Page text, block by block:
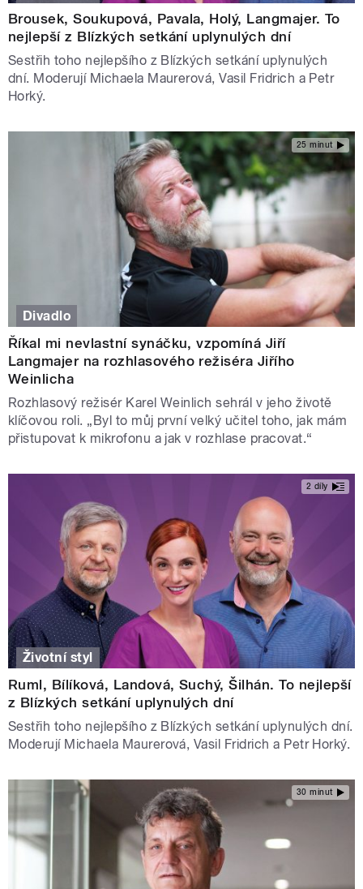
Brousek, Soukupová, Pavala, Holý, Langmajer. To
nejlepší z Blízkých setkání uplynulých dní
Sestřih toho nejlepšího z Blízkých setkání uplynulých
dní. Moderují Michaela Maurerová, Vasil Fridrich a Petr
Horký.
25 minut
Divadlo
Říkal mi nevlastní synáčku, vzpomíná Jiří
Langmajer na rozhlasového režiséra Jiřího
Weinlicha
Rozhlasový režisér Karel Weinlich sehrál v jeho životě
klíčovou roli. „Byl to můj první velký učitel toho, jak mám
přistupovat k mikrofonu a jak v rozhlase pracovat.“
2 díly
Životní styl
Ruml, Bílíková, Landová, Suchý, Šilhán. To nejlepší
z Blízkých setkání uplynulých dní
Sestřih toho nejlepšího z Blízkých setkání uplynulých dní.
Moderují Michaela Maurerová, Vasil Fridrich a Petr Horký.
30 minut